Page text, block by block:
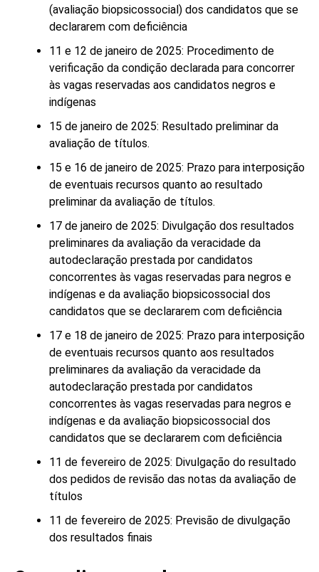
(avaliação biopsicossocial) dos candidatos que se
declararem com deficiência
11 e 12 de janeiro de 2025: Procedimento de
verificação da condição declarada para concorrer
às vagas reservadas aos candidatos negros e
indígenas
15 de janeiro de 2025: Resultado preliminar da
avaliação de títulos.
15 e 16 de janeiro de 2025: Prazo para interposição
de eventuais recursos quanto ao resultado
preliminar da avaliação de títulos.
17 de janeiro de 2025: Divulgação dos resultados
preliminares da avaliação da veracidade da
autodeclaração prestada por candidatos
concorrentes às vagas reservadas para negros e
indígenas e da avaliação biopsicossocial dos
candidatos que se declararem com deficiência
17 e 18 de janeiro de 2025: Prazo para interposição
de eventuais recursos quanto aos resultados
preliminares da avaliação da veracidade da
autodeclaração prestada por candidatos
concorrentes às vagas reservadas para negros e
indígenas e da avaliação biopsicossocial dos
candidatos que se declararem com deficiência
11 de fevereiro de 2025: Divulgação do resultado
dos pedidos de revisão das notas da avaliação de
títulos
11 de fevereiro de 2025: Previsão de divulgação
dos resultados finais